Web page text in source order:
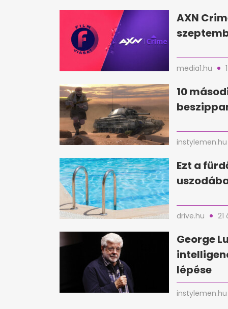
AXN
media1.hu
10
instylemen.hu
Ezt a
drive.hu 21
George
lépése
instylemen.hu